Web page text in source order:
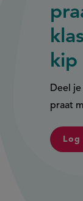
kip
Deel
praat
Log